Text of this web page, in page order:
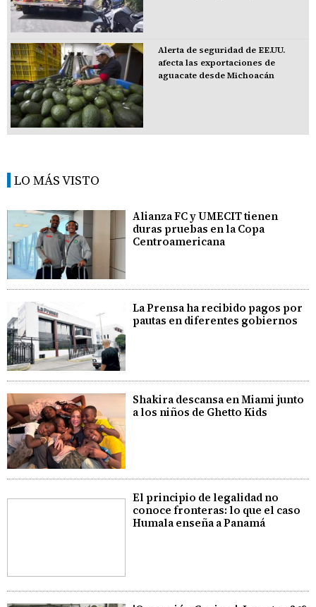
Alerta de seguridad de EE.UU.
afecta las exportaciones de
aguacate desde Michoacán
LO MÁS VISTO
Alianza FC y UMECIT tienen
duras pruebas en la Copa
Centroamericana
La Prensa ha recibido pagos por
pautas en diferentes gobiernos
Shakira descansa en Miami junto
a los niños de Ghetto Kids
El principio de legalidad no
conoce fronteras: lo que el caso
Humala enseña a Panamá